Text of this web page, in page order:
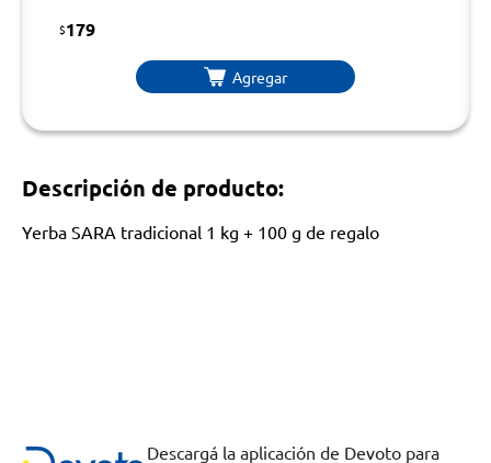
$179
Agregar
Descripción de producto:
Yerba SARA tradicional 1 kg + 100 g de regalo
Descargá la aplicación de Devoto para